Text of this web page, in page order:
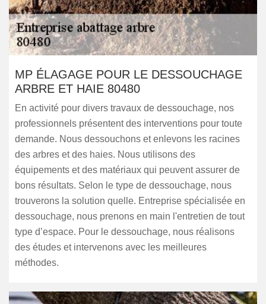
MP ÉLAGAGE POUR LE DESSOUCHAGE
ARBRE ET HAIE 80480
En activité pour divers travaux de dessouchage, nos
professionnels présentent des interventions pour toute
demande. Nous dessouchons et enlevons les racines
des arbres et des haies. Nous utilisons des
équipements et des matériaux qui peuvent assurer de
bons résultats. Selon le type de dessouchage, nous
trouverons la solution quelle. Entreprise spécialisée en
dessouchage, nous prenons en main l'entretien de tout
type d’espace. Pour le dessouchage, nous réalisons
des études et intervenons avec les meilleures
méthodes.